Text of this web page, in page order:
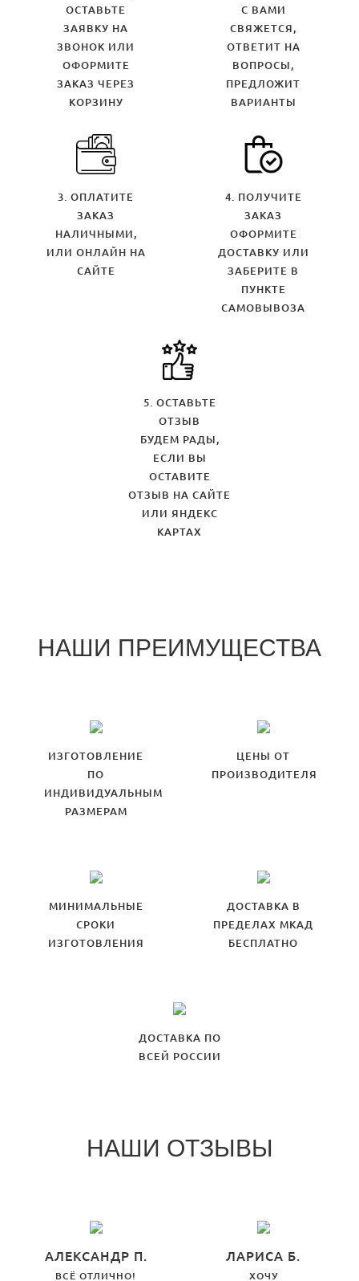
ОСТАВЬТЕ
ЗАЯВКУ НА
ЗВОНОК ИЛИ
ОФОРМИТЕ
ЗАКАЗ ЧЕРЕЗ
КОРЗИНУ
С ВАМИ
СВЯЖЕТСЯ,
ОТВЕТИТ НА
ВОПРОСЫ,
ПРЕДЛОЖИТ
ВАРИАНТЫ
3. ОПЛАТИТЕ
ЗАКАЗ
НАЛИЧНЫМИ,
ИЛИ ОНЛАЙН НА
САЙТЕ
4. ПОЛУЧИТЕ
ЗАКАЗ
ОФОРМИТЕ
ДОСТАВКУ ИЛИ
ЗАБЕРИТЕ В
ПУНКТЕ
САМОВЫВОЗА
5. ОСТАВЬТЕ
ОТЗЫВ
БУДЕМ РАДЫ,
ЕСЛИ ВЫ
ОСТАВИТЕ
ОТЗЫВ НА САЙТЕ
ИЛИ ЯНДЕКС
КАРТАХ
НАШИ ПРЕИМУЩЕСТВА
ИЗГОТОВЛЕНИЕ
ПО
ИНДИВИДУАЛЬНЫМ
РАЗМЕРАМ
ЦЕНЫ ОТ
ПРОИЗВОДИТЕЛЯ
МИНИМАЛЬНЫЕ
СРОКИ
ИЗГОТОВЛЕНИЯ
ДОСТАВКА В
ПРЕДЕЛАХ МКАД
БЕСПЛАТНО
ДОСТАВКА ПО
ВСЕЙ РОССИИ
НАШИ ОТЗЫВЫ
АЛЕКСАНДР П.
ВСЁ ОТЛИЧНО!
ЛАРИСА Б.
ХОЧУ